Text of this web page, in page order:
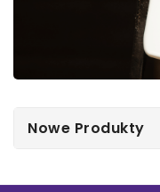
Nowe Produkty